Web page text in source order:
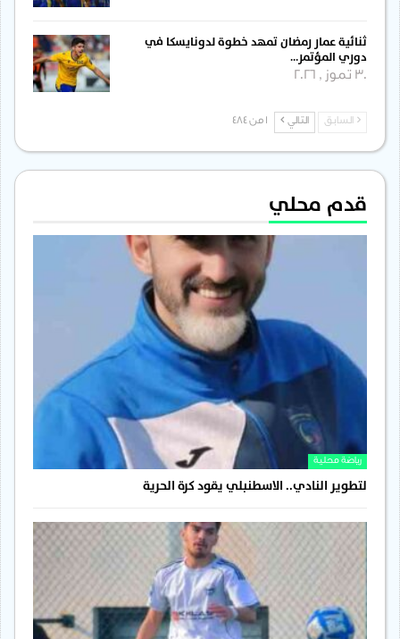
ثنائية عمار رمضان تمهد خطوة لدونايسكا في
دوري المؤتمر…
30 تموز , 2026
السابق التالي
قدم محلي
رياضة محلية
لتطوير النادي.. الاسطنبلي يقود كرة الحرية